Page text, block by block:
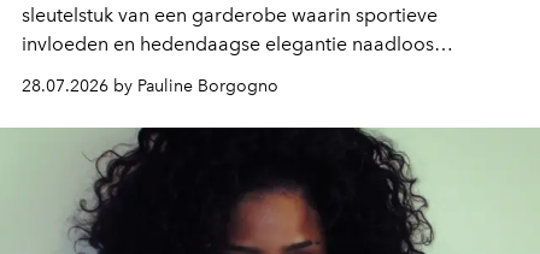
sleutelstuk van een garderobe waarin sportieve
invloeden en hedendaagse elegantie naadloos
samenkomen.
28.07.2026 by Pauline Borgogno